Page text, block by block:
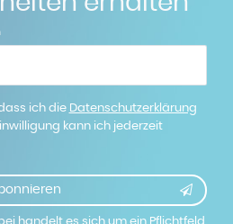
ich die Daten­schutz­erklärung
kann ich jederzeit